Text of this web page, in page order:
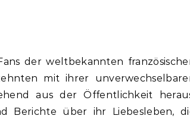
mit ihrer
aus der Öffentlichkeit
Berichte über ihr Liebesleben,